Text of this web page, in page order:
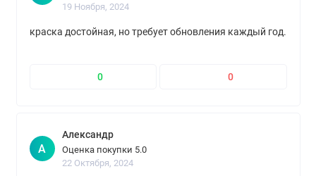
19 Ноября, 2024
краска достойная, но требует обновления каждый год.
0 0
А
Александр
Оценка покупки 5.0
22 Октября, 2024